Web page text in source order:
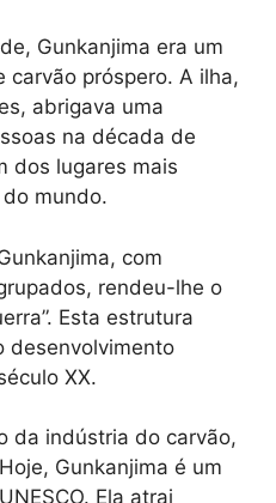
Gunkanjima era um
carvão próspero. A ilha,
abrigava uma
na década de
dos lugares mais
mundo.
com
rendeu-lhe o
Esta estrutura
desenvolvimento
XX.
da indústria do carvão,
Gunkanjima é um
Ela atrai